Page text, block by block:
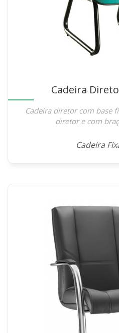
Cadeira
Cadeira diretor com base
diretor e com
Cadeira